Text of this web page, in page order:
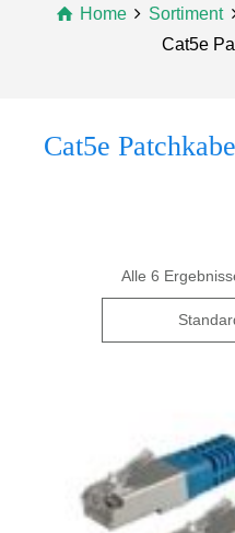
Home Sortiment
Cat5e
Cat5e
Alle 6